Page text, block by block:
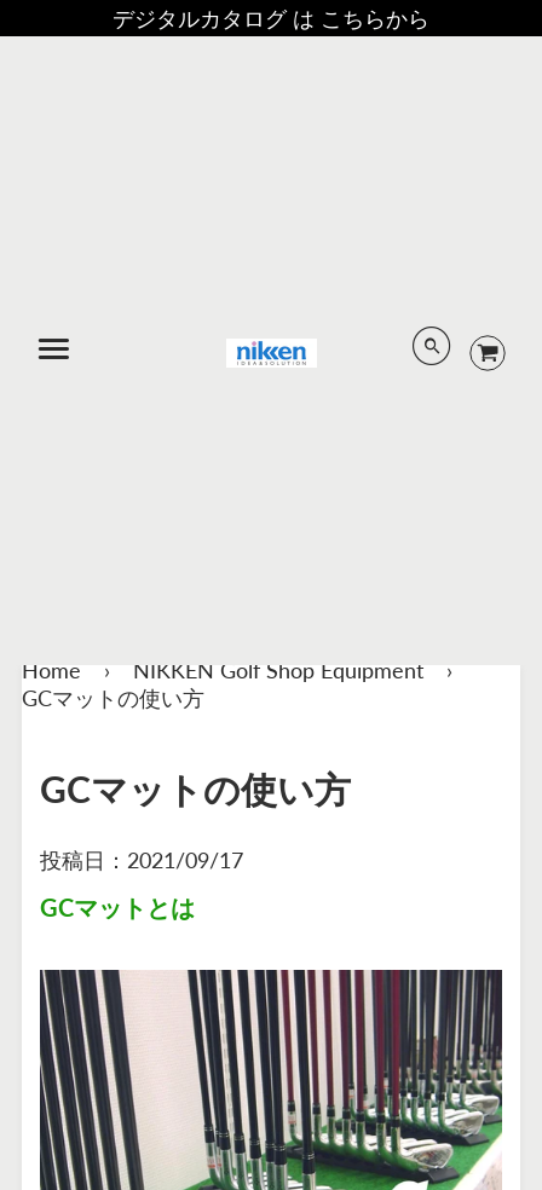
デジタルカタログ は こちらから
Home › NIKKEN Golf Shop Equipment
›
GCマットの使い方
GCマットの使い方
投稿日： 2021/09/17
GCマットとは